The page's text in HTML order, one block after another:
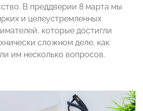
В преддверии 8 марта мы
и целеустремленных
которые достигли
сложном деле, как
им несколько вопросов.